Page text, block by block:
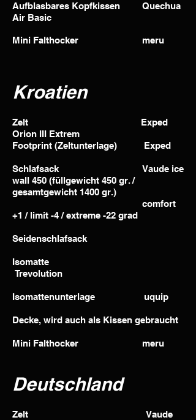
Aufblasbares Kopfkissen Quechua
Air Basic
Mini Falthocker meru
Kroatien
Zelt Exped
Orion III Extrem
Footprint (Zeltunterlage) Exped
Schlafsack Vaude ice
wall 450 (füllgewicht 450 gr. /
gesamtgewicht 1400 gr.)
comfort
+1 / limit -4 / extreme -22 grad
Seidenschlafsack
Isomatte
Trevolution
Isomattenunterlage uquip
Decke, wird auch als Kissen gebraucht
Mini Falthocker meru
Deutschland
Zelt Vaude